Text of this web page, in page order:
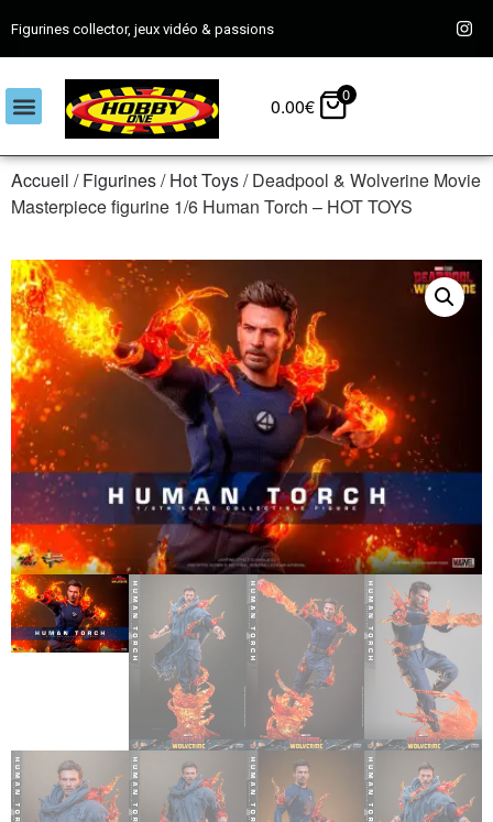
Figurines collector, jeux vidéo & passions
0.00€ 0
Accueil /Figurines/Hot Toys/ Deadpool & Wolverine Movie
Masterpiece figurine 1/6 Human Torch – HOT TOYS